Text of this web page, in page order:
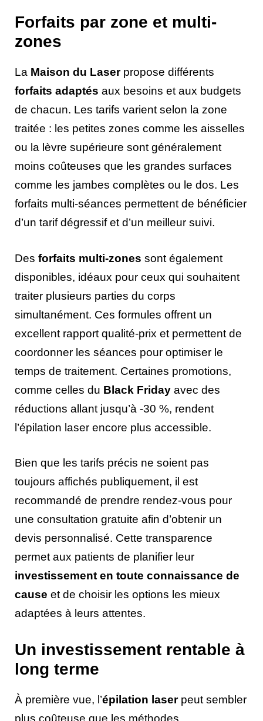
Forfaits par zone et multi-
zones
La Maison du Laserpropose différents
forfaits adaptés aux besoins et aux budgets
de chacun. Les tarifs varient selon la zone
traitée : les petites zones comme les aisselles
ou la lèvre supérieure sont généralement
moins coûteuses que les grandes surfaces
comme les jambes complètes ou le dos. Les
forfaits multi-séances permettent de bénéficier
d’un tarif dégressif et d’un meilleur suivi.
Des forfaits multi-zones sont également
disponibles, idéaux pour ceux qui souhaitent
traiter plusieurs parties du corps
simultanément. Ces formules offrent un
excellent rapport qualité-prix et permettent de
coordonner les séances pour optimiser le
temps de traitement. Certaines promotions,
comme celles du Black Friday avec des
réductions allant jusqu’à -30 %, rendent
l’épilation laser encore plus accessible.
Bien que les tarifs précis ne soient pas
toujours affichés publiquement, il est
recommandé de prendre rendez-vous pour
une consultation gratuite afin d’obtenir un
devis personnalisé. Cette transparence
permet aux patients de planifier leur
investissement en toute connaissance de
cause et de choisir les options les mieux
adaptées à leurs attentes.
Un investissement rentable à
long terme
À première vue, l’épilation laserpeut sembler
plus coûteuse que les méthodes